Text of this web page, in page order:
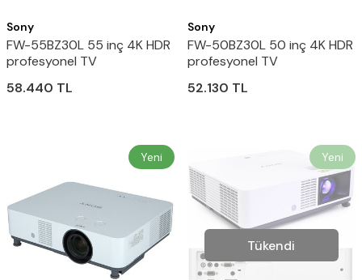
Sony
FW-55BZ30L 55 inç 4K HDR
profesyonel TV
58.440 TL
Sony
FW-50BZ30L 50 inç 4K HDR
profesyonel TV
52.130 TL
Yeni Yeni
Tükendi